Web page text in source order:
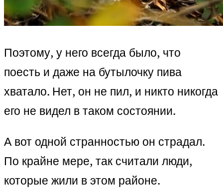
Поэтому, у него всегда было, что
поесть и даже на бутылочку пива
хватало. Нет, он не пил, и никто никогда
его не видел в таком состоянии.
А вот одной странностью он страдал.
По крайне мере, так считали люди,
которые жили в этом районе.